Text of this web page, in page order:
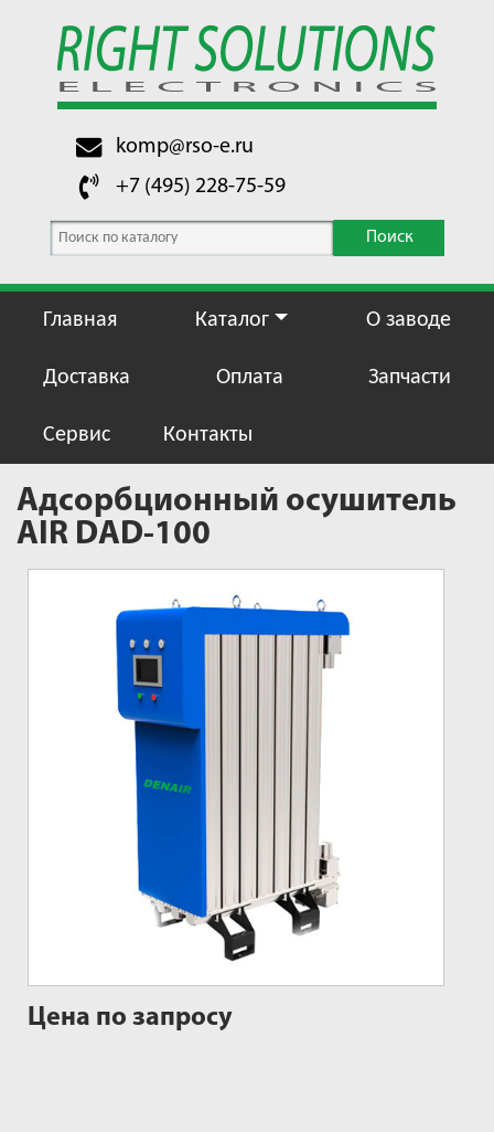
komp@rso-e.ru
+7 (495) 228-75-59
Поиск
Главная Каталог О заводе
Доставка Оплата Запчасти
Сервис Контакты
Адсорбционный осушитель
AIR DAD-100
Цена по запросу